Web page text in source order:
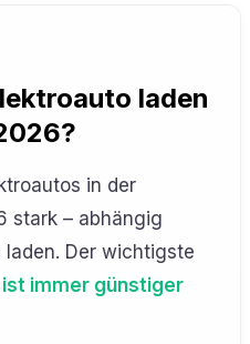
laden
in der
stark – abhängig
laden. Der wichtigste
ist immer günstiger